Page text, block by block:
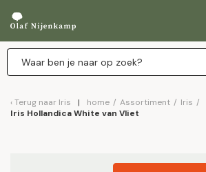
Terug naar Iris home / Assortiment / Iris /
Iris Hollandica White van Vliet